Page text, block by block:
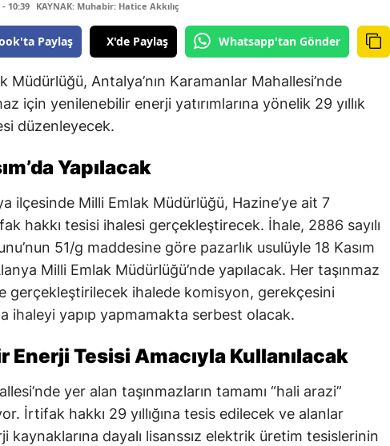
10:39 KAYNAK: Muhabir: Hatice Akkılıç
Paylaş X'de Paylaş Whatsapp'tan Gönder
Müdürlüğü, Antalya’nın Karamanlar Mahallesi’nde
için yenilenebilir enerji yatırımlarına yönelik 29 yıllık
düzenleyecek.
Yapılacak
ilçesinde Milli Emlak Müdürlüğü, Hazine’ye ait 7
hakkı tesisi ihalesi gerçekleştirecek. İhale, 2886 sayılı
51/g maddesine göre pazarlık usulüyle 18 Kasım
Milli Emlak Müdürlüğü’nde yapılacak. Her taşınmaz
gerçekleştirilecek ihalede komisyon, gerekçesini
ihaleyi yapıp yapmamakta serbest olacak.
Enerji Tesisi Amacıyla Kullanılacak
yer alan taşınmazların tamamı “hali arazi”
İrtifak hakkı 29 yıllığına tesis edilecek ve alanlar
kaynaklarına dayalı lisanssız elektrik üretim tesislerinin